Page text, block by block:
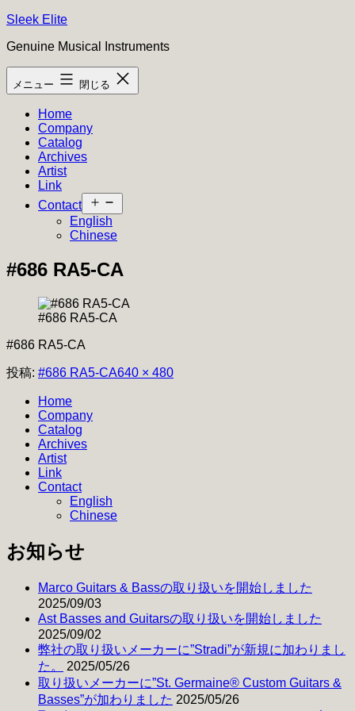
コ
テ
ン
ツ
Sleek Elite
Genuine Musical Instruments
メニュー 閉じる
Home
Company
Catalog
Archives
Artist
Link
Contact
ニ
ー
開
English
Chinese
#686 RA5-CA
#686 RA5-CA
#686 RA5-CA
投稿: #686 RA5-CAフ
640 × 480
Home
Company
Catalog
Archives
Artist
Link
Contact
English
Chinese
お知らせ
Marco Guitars & Bassの取り扱いを開始しました
2025/09/03
Ast Basses and Guitarsの取り扱いを開始しました
2025/09/02
弊社の取り扱いメーカーに”Stradi”が新規に加わりまし
た。
2025/05/26
取り扱いメーカーに”St. Germaine® Custom Guitars &
Basses”が加わりました 2025/05/26